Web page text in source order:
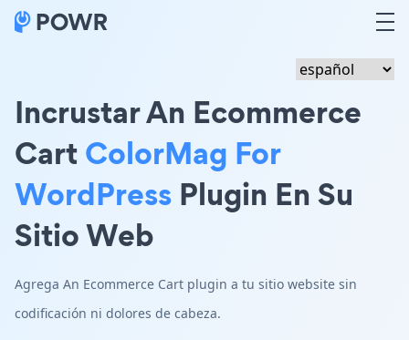
Incrustar An Ecommerce
CartColorMag For
WordPress Plugin En Su
Sitio Web
Agrega An Ecommerce Cart plugin a tu sitio website sin
codificación ni dolores de cabeza.